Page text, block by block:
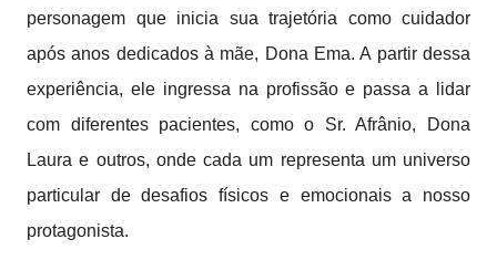
personagem que inicia sua trajetória como cuidador
após anos dedicados à mãe, Dona Ema. A partir dessa
experiência, ele ingressa na profissão e passa a lidar
com diferentes pacientes, como o Sr. Afrânio, Dona
Laura e outros, onde cada um representa um universo
particular de desafios físicos e emocionais a nosso
protagonista.